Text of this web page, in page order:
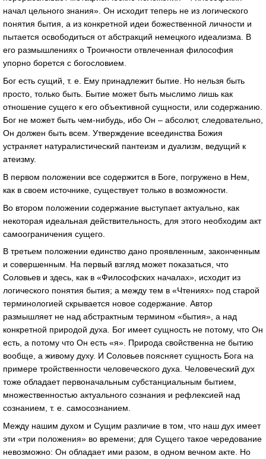
начал цельного знания». Он исходит теперь не из логического
понятия бытия, а из конкретной идеи божественной личности и
пытается освободиться от абстракций немецкого идеализма. В
его размышлениях о Троичности отвлеченная философия
упорно борется с богословием.
Бог есть сущий, т. е. Ему принадлежит бытие. Но нельзя быть
просто, только быть. Бытие может быть мыслимо лишь как
отношение сущего к его объективной сущности, или содержанию.
Бог не может быть чем-нибудь, ибо Он – абсолют, следовательно,
Он должен быть всем. Утверждение всеединства Божия
устраняет натуралистический пантеизм и дуализм, ведущий к
атеизму.
В первом положении все содержится в Боге, погружено в Нем,
как в своем источнике, существует только в возможности.
Во втором положении содержание выступает актуально, как
некоторая идеальная действительность, для этого необходим акт
самоограничения сущего.
В третьем положении единство дано проявленным, законченным
и совершенным. На первый взгляд может показаться, что
Соловьев и здесь, как в «Философских началах», исходит из
логического понятия бытия; а между тем в «Чтениях» под старой
терминологией скрывается новое содержание. Автор
размышляет не над абстрактным термином «бытия», а над
конкретной природой духа. Бог имеет сущность не потому, что Он
есть, а потому что Он есть «я». Природа свойственна не бытию
вообще, а живому духу. И Соловьев поясняет сущность Бога на
примере тройственности человеческого духа. Человеческий дух
тоже обладает первоначальным субстанциальным бытием,
множественностью актуального сознания и рефлексией над
сознанием, т. е. самосознанием.
Между нашим духом и Сущим различие в том, что наш дух имеет
эти «три положения» во времени; для Сущего такое чередование
невозможно: Он обладает ими разом, в одном вечном акте. Но